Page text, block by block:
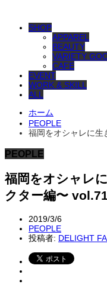
SHOP
APPAREL
BEAUTY
VARIETY
CAFE
EVENT
WORK & SKILL
ALL
ホーム
PEOPLE
福岡をオシャレに生
PEOPLE
福岡をオシャレ
クター編〜
2019/3/6
PEOPLE
投稿者: DELIGHT